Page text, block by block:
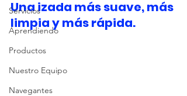
Servicios
Aprendiendo
Productos
Nuestro Equipo
Navegantes
Una izada más suave, más
limpia y más rápida.